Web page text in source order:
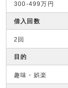
300-499万円
借入回数
2回
目的
趣味・娯楽